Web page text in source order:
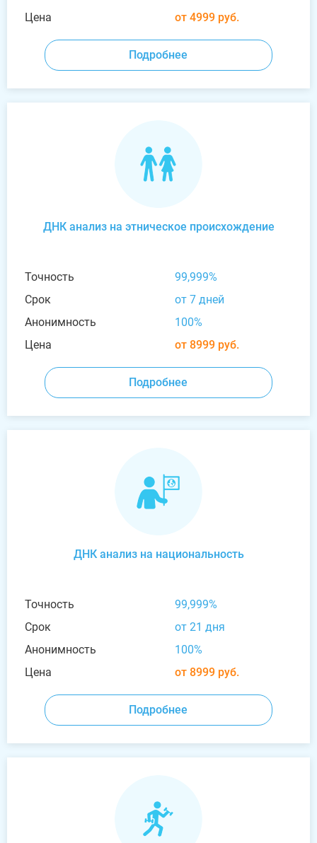
Цена
от 4999 руб.
Подробнее
ДНК анализ на этническое происхождение
Точность
99,999%
Срок
от 7 дней
Анонимность
100%
Цена
от 8999 руб.
Подробнее
ДНК анализ на национальность
Точность
99,999%
Срок
от 21 дня
Анонимность
100%
Цена
от 8999 руб.
Подробнее